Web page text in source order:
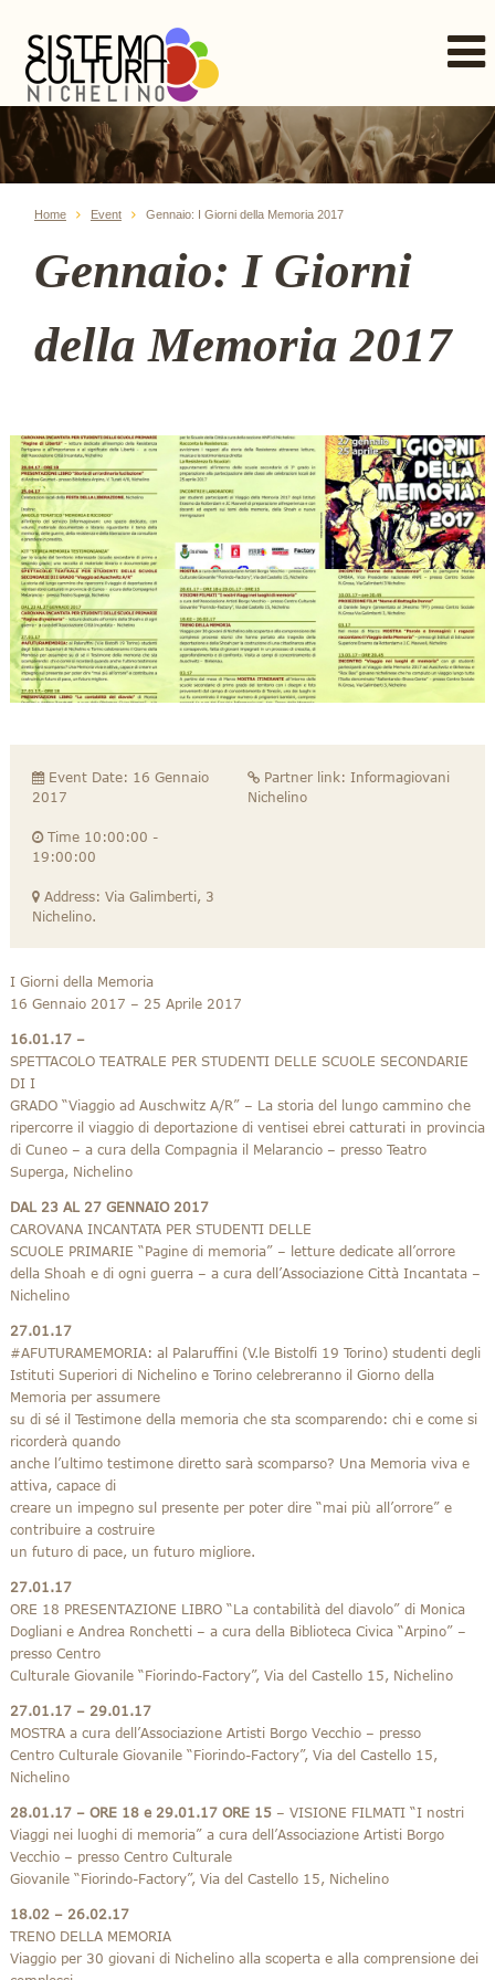
Home Event Gennaio: I Giorni della Memoria 2017
Gennaio: I Giorni
della Memoria 2017
Event Date: 16 Gennaio
2017
Time 10:00:00 -
19:00:00
Address: Via Galimberti, 3
Nichelino.
Partner link: Informagiovani
Nichelino
I Giorni della Memoria
16 Gennaio 2017 – 25 Aprile 2017
16.01.17 –
SPETTACOLO TEATRALE PER STUDENTI DELLE SCUOLE SECONDARIE
DI I
GRADO “Viaggio ad Auschwitz A/R” – La storia del lungo cammino che
ripercorre il viaggio di deportazione di ventisei ebrei catturati in provincia
di Cuneo – a cura della Compagnia il Melarancio – presso Teatro
Superga, Nichelino
DAL 23 AL 27 GENNAIO 2017
CAROVANA INCANTATA PER STUDENTI DELLE
SCUOLE PRIMARIE “Pagine di memoria” – letture dedicate all’orrore
della Shoah e di ogni guerra – a cura dell’Associazione Città Incantata –
Nichelino
27.01.17
#AFUTURAMEMORIA: al Palaruffini (V.le Bistolfi 19 Torino) studenti degli
Istituti Superiori di Nichelino e Torino celebreranno il Giorno della
Memoria per assumere
su di sé il Testimone della memoria che sta scomparendo: chi e come si
ricorderà quando
anche l’ultimo testimone diretto sarà scomparso? Una Memoria viva e
attiva, capace di
creare un impegno sul presente per poter dire “mai più all’orrore” e
contribuire a costruire
un futuro di pace, un futuro migliore.
27.01.17
ORE 18 PRESENTAZIONE LIBRO “La contabilità del diavolo” di Monica
Dogliani e Andrea Ronchetti – a cura della Biblioteca Civica “Arpino” –
presso Centro
Culturale Giovanile “Fiorindo-Factory”, Via del Castello 15, Nichelino
27.01.17 – 29.01.17
MOSTRA a cura dell’Associazione Artisti Borgo Vecchio – presso
Centro Culturale Giovanile “Fiorindo-Factory”, Via del Castello 15,
Nichelino
28.01.17 – ORE 18 e 29.01.17 ORE 15– VISIONE FILMATI “I nostri
Viaggi nei luoghi di memoria” a cura dell’Associazione Artisti Borgo
Vecchio – presso Centro Culturale
Giovanile “Fiorindo-Factory”, Via del Castello 15, Nichelino
18.02 – 26.02.17
TRENO DELLA MEMORIA
Viaggio per 30 giovani di Nichelino alla scoperta e alla comprensione dei